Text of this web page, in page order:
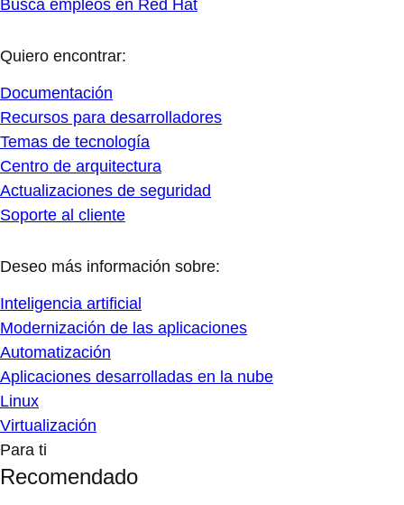
Busca empleos en Red Hat
Quiero encontrar:
Documentación
Recursos para desarrolladores
Temas de tecnología
Centro de arquitectura
Actualizaciones de seguridad
Soporte al cliente
Deseo más información sobre:
Inteligencia artificial
Modernización de las aplicaciones
Automatización
Aplicaciones desarrolladas en la nube
Linux
Virtualización
Para ti
Recomendado